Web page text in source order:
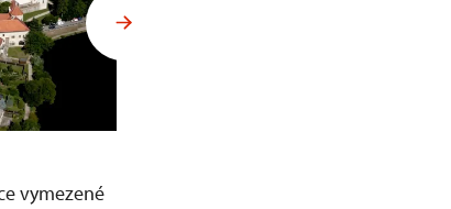
vymezené